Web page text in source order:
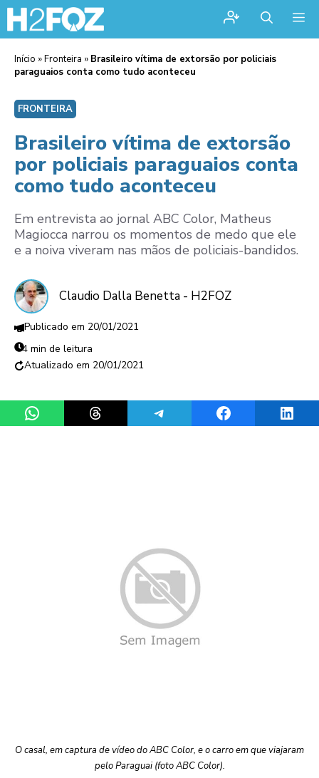
Início »Fronteira » Brasileiro vítima de extorsão por policiais
paraguaios conta como tudo aconteceu
FRONTEIRA
Brasileiro vítima de extorsão
por policiais paraguaios conta
como tudo aconteceu
Em entrevista ao jornal ABC Color, Matheus
Magiocca narrou os momentos de medo que ele
e a noiva viveram nas mãos de policiais-bandidos.
Claudio Dalla Benetta - H2FOZ
20/01/2021
4 min de leitura
20/01/2021
Share on WhatsAppShare on ThreadsShare on TelegramShare on Facebook
O casal, em captura de vídeo do ABC Color, e o carro em que viajaram
pelo Paraguai (foto ABC Color).